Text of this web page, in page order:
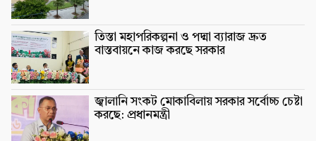
তিস্তা মহাপরিকল্পনা ও পদ্মা ব্যারাজ দ্রুত
বাস্তবায়নে কাজ করছে সরকার
জ্বালানি সংকট মোকাবিলায় সরকার সর্বোচ্চ চেষ্টা
করছে: প্রধানমন্ত্রী